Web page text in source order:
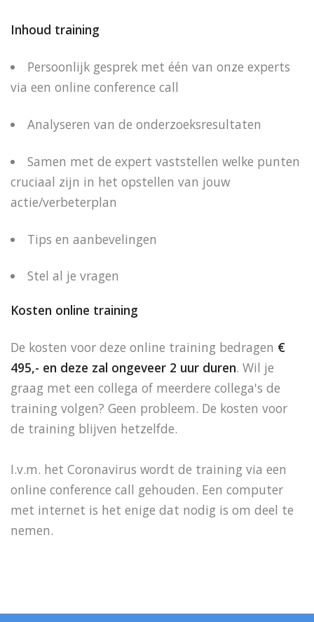
Inhoud training
Persoonlijk gesprek met één van onze experts
via een online conference call
Analyseren van de onderzoeksresultaten
Samen met de expert vaststellen welke punten
cruciaal zijn in het opstellen van jouw
actie/verbeterplan
Tips en aanbevelingen
Stel al je vragen
Kosten online training
De kosten voor deze online training bedragen €
495,- en deze zal ongeveer 2 uur duren. Wil je
graag met een collega of meerdere collega's de
training volgen? Geen probleem. De kosten voor
de training blijven hetzelfde.
I.v.m. het Coronavirus wordt de training via een
online conference call gehouden. Een computer
met internet is het enige dat nodig is om deel te
nemen.